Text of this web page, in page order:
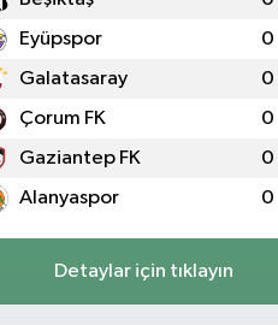
Eyüpspor 0
Galatasaray 0
Çorum FK 0
Gaziantep FK 0
Alanyaspor 0
Detaylar için tıklayın